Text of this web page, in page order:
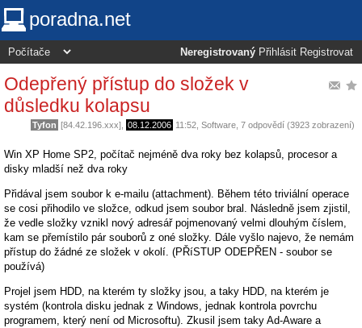
poradna.net
Neregistrovaný Přihlásit Registrovat
Odepřený přístup do složek v
důsledku kolapsu
Tyfon [84.42.196.xxx], 08.12.2006 11:52 Software , 7 odpovědí (3923 zobrazení)
Win XP Home SP2, počítač nejméně dva roky bez kolapsů, procesor a
disky mladší než dva roky
Přidával jsem soubor k e-mailu (attachment). Během této triviální operace
se cosi přihodilo ve složce, odkud jsem soubor bral. Následně jsem zjistil,
že vedle složky vznikl nový adresář pojmenovaný velmi dlouhým číslem,
kam se přemístilo pár souborů z oné složky. Dále vyšlo najevo, že nemám
přístup do žádné ze složek v okolí. (PŘíSTUP ODEPŘEN - soubor se
používá)
Projel jsem HDD, na kterém ty složky jsou, a taky HDD, na kterém je
systém (kontrola disku jednak z Windows, jednak kontrola povrchu
programem, který není od Microsoftu). Zkusil jsem taky Ad-Aware a